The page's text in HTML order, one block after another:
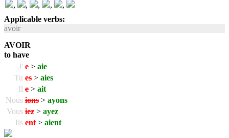
,
, , ,
,
Applicable verbs:
avoir
AVOIR
to have
J' e > aie
Tu es > aies
Il e > ait
Nous ions > ayons
Vous iez > ayez
Ils ent > aient